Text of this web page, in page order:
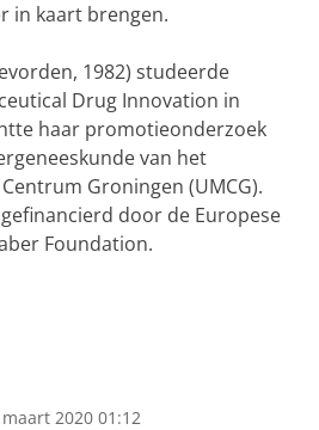
in kaart brengen.
1982) studeerde
Drug Innovation in
haar promotieonderzoek
van het
Groningen (UMCG).
door de Europese
Foundation.
maart 2020 01:12